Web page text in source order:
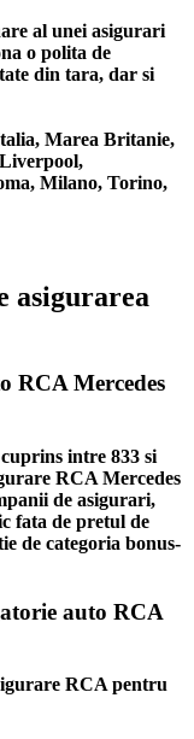
al unei asigurari
o polita de
din tara, dar si
Marea Britanie,
Milano, Torino,
asigurarea
RCA Mercedes
intre 833 si
RCA Mercedes
de asigurari,
fata de pretul de
de categoria bonus-
auto RCA
RCA pentru